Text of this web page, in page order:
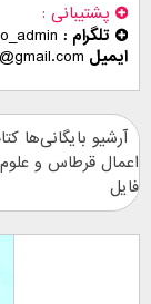
پشتیبانی
تلگرام :
ایمیل
آرشیو
اعمال قرطاس و علوم
فایل